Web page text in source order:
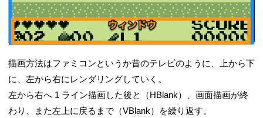
描画方法はファミコンというか昔のテレビのように、上から下
に、左から右にレンダリングしていく。
左から右へ 1 ライン描画した後と（HBlank）、画面描画が終
わり、また左上に戻るまで（VBlank）を繰り返す。